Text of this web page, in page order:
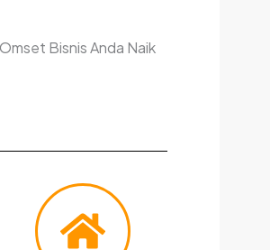
Bisnis Anda Naik